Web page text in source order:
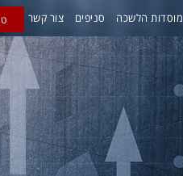
מוסדות הלשכה סניפים צור קשר